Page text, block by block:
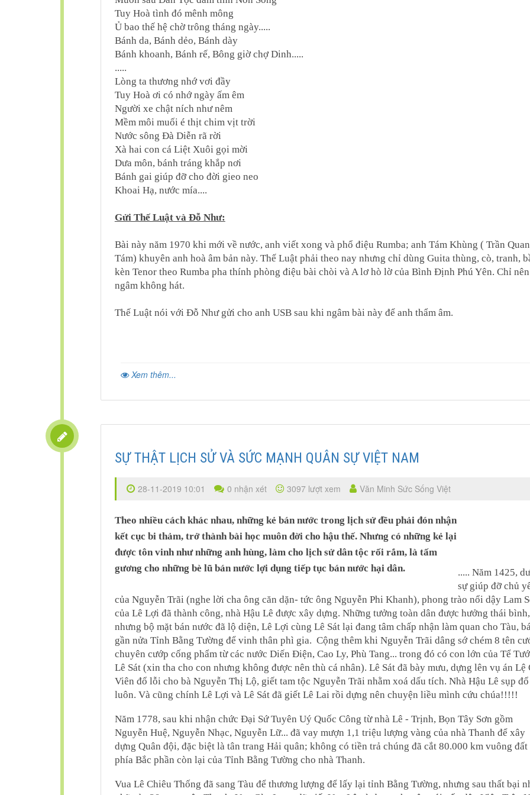
Tuy Hoà tình đó mênh mông
Ủ bao thế hệ chờ trông tháng ngày.....
Bánh da, Bánh dẻo, Bánh dày
Bánh khoanh, Bánh rế, Bông giờ chợ Dinh.....
.....
Lòng ta thương nhớ vơi đầy
Tuy Hoà ơi có nhớ ngày ấm êm
Người xe chật ních như nêm
Mềm môi muối é thịt chim vịt trời
Nước sông Đà Diễn rã rời
Xà hai con cá Liệt Xuôi gọi mời
Dưa môn, bánh tráng khắp nơi
Bánh gai giúp đỡ cho đời gieo neo
Khoai Hạ, nước mía....
Gửi Thế Luật và Đỗ Như:
Bài này năm 1970 khi mới về nước, anh viết xong và phổ điệu Rumba; anh Tám Khùng ( Trần
Tám) khuyên anh hoà âm bản này. Thế Luật phải theo nay nhưng chỉ dùng Guita thùng, cò, tranh,
kèn Tenor theo Rumba pha thính phòng điệu bài chòi và A lơ hò lờ của Bình Định Phú Yên. Chỉ nên
ngâm không hát.
Thế Luật nói với Đỗ Như gửi cho anh USB sau khi ngâm bài này để anh thẩm âm.
Xem thêm...
SỰ THẬT LỊCH SỬ VÀ SỨC MẠNH QUÂN SỰ VIỆT NAM
28-11-2019 10:01 0 nhận xét 3097 lượt xem Văn Minh Sức Sống Việt
Theo nhiều cách khác nhau, những kẻ bán nước trong lịch sử đều phải đón nhận
kết cục bi thảm, trở thành bài học muôn đời cho hậu thế. Nhưng có những kẻ lại
được tôn vinh như những anh hùng, làm cho lịch sử dân tộc rối rắm, là tấm
gương cho những bè lũ bán nước lợi dụng tiếp tục bán nước hại dân.
..... Năm 1425,
sự giúp đỡ chủ
của Nguyễn Trãi (nghe lời cha ông căn dặn- tức ông Nguyễn Phi Khanh), phong trào nổi dậy Lam
của Lê Lợi đã thành công, nhà Hậu Lê được xây dựng. Những tưởng toàn dân được hưởng thái bình,
nhưng bộ mặt bán nước đã lộ diện, Lê Lợi cùng Lê Sát lại đang tâm chấp nhận làm quan cho Tàu,
gần nửa Tỉnh Bằng Tường để vinh thân phì gia. Cộng thêm khi Nguyễn Trãi dâng sớ chém 8 tên
chuyên cướp cống phẩm từ các nước Diến Điện, Cao Ly, Phù Tang... trong đó có con lớn của Tể
Lê Sát (xin tha cho con nhưng không được nên thù cá nhân). Lê Sát đã bày mưu, dựng lên vụ án Lệ
Viên đổ lỗi cho bà Nguyễn Thị Lộ, giết tam tộc Nguyễn Trãi nhằm xoá dấu tích. Nhà Hậu Lê sụp đổ
luôn. Và cũng chính Lê Lợi và Lê Sát đã giết Lê Lai rồi dựng nên chuyện liều mình cứu chúa!!!!!
Năm 1778, sau khi nhận chức Đại Sứ Tuyên Uý Quốc Công từ nhà Lê - Trịnh, Bọn Tây Sơn gồm
Nguyễn Huệ, Nguyễn Nhạc, Nguyễn Lữ... đã vay mượn 1,1 triệu lượng vàng của nhà Thanh để xây
dựng Quân đội, đặc biệt là tân trang Hải quân; không có tiền trả chúng đã cắt 80.000 km vuông đất
phía Bắc phần còn lại của Tỉnh Bằng Tường cho nhà Thanh.
Vua Lê Chiêu Thống đã sang Tàu để thương lượng để lấy lại tỉnh Bằng Tường, nhưng sau thất bại